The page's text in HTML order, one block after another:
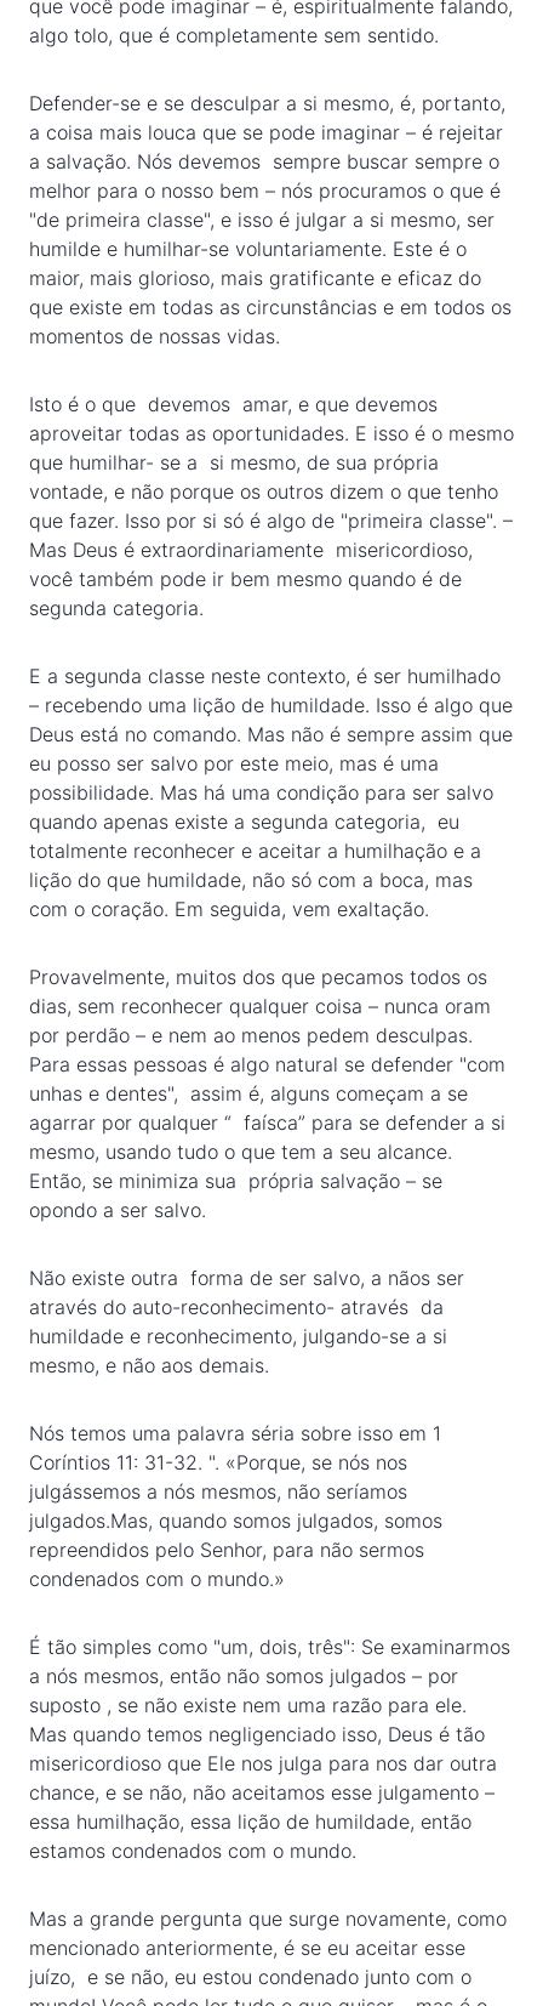
que você pode imaginar – é, espiritualmente falando,
algo tolo, que é completamente sem sentido.
Defender-se e se desculpar a si mesmo, é, portanto,
a coisa mais louca que se pode imaginar – é rejeitar
a salvação. Nós devemos sempre buscar sempre o
melhor para o nosso bem – nós procuramos o que é
"de primeira classe", e isso é julgar a si mesmo, ser
humilde e humilhar-se voluntariamente. Este é o
maior, mais glorioso, mais gratificante e eficaz do
que existe em todas as circunstâncias e em todos os
momentos de nossas vidas.
Isto é o que devemos amar, e que devemos
aproveitar todas as oportunidades. E isso é o mesmo
que humilhar- se a si mesmo, de sua própria
vontade, e não porque os outros dizem o que tenho
que fazer. Isso por si só é algo de "primeira classe". –
Mas Deus é extraordinariamente misericordioso,
você também pode ir bem mesmo quando é de
segunda categoria.
E a segunda classe neste contexto, é ser humilhado
– recebendo uma lição de humildade. Isso é algo que
Deus está no comando. Mas não é sempre assim que
eu posso ser salvo por este meio, mas é uma
possibilidade. Mas há uma condição para ser salvo
quando apenas existe a segunda categoria, eu
totalmente reconhecer e aceitar a humilhação e a
lição do que humildade, não só com a boca, mas
com o coração. Em seguida, vem exaltação.
Provavelmente, muitos dos que pecamos todos os
dias, sem reconhecer qualquer coisa – nunca oram
por perdão – e nem ao menos pedem desculpas.
Para essas pessoas é algo natural se defender "com
unhas e dentes", assim é, alguns começam a se
agarrar por qualquer “ faísca” para se defender a si
mesmo, usando tudo o que tem a seu alcance.
Então, se minimiza sua própria salvação – se
opondo a ser salvo.
Não existe outra forma de ser salvo, a nãos ser
através do auto-reconhecimento- através da
humildade e reconhecimento, julgando-se a si
mesmo, e não aos demais.
Nós temos uma palavra séria sobre isso em 1
Coríntios 11: 31-32. ". «Porque, se nós nos
julgássemos a nós mesmos, não seríamos
julgados.Mas, quando somos julgados, somos
repreendidos pelo Senhor, para não sermos
condenados com o mundo.»
É tão simples como "um, dois, três": Se examinarmos
a nós mesmos, então não somos julgados – por
suposto , se não existe nem uma razão para ele.
Mas quando temos negligenciado isso, Deus é tão
misericordioso que Ele nos julga para nos dar outra
chance, e se não, não aceitamos esse julgamento –
essa humilhação, essa lição de humildade, então
estamos condenados com o mundo.
Mas a grande pergunta que surge novamente, como
mencionado anteriormente, é se eu aceitar esse
juízo, e se não, eu estou condenado junto com o